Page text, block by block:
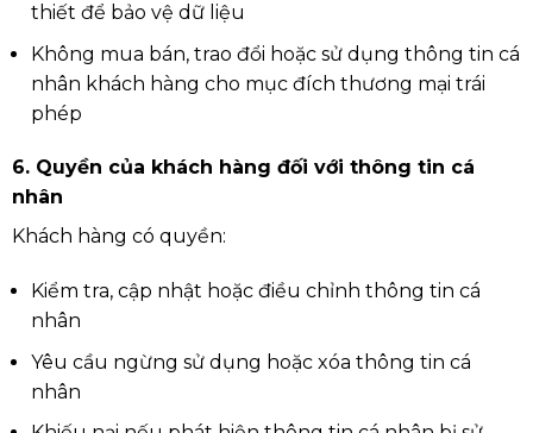
thiết để bảo vệ dữ liệu
Không mua bán, trao đổi hoặc sử dụng thông tin cá
nhân khách hàng cho mục đích thương mại trái
phép
6. Quyền của khách hàng đối với thông tin cá
nhân
Khách hàng có quyền:
Kiểm tra, cập nhật hoặc điều chỉnh thông tin cá
nhân
Yêu cầu ngừng sử dụng hoặc xóa thông tin cá
nhân